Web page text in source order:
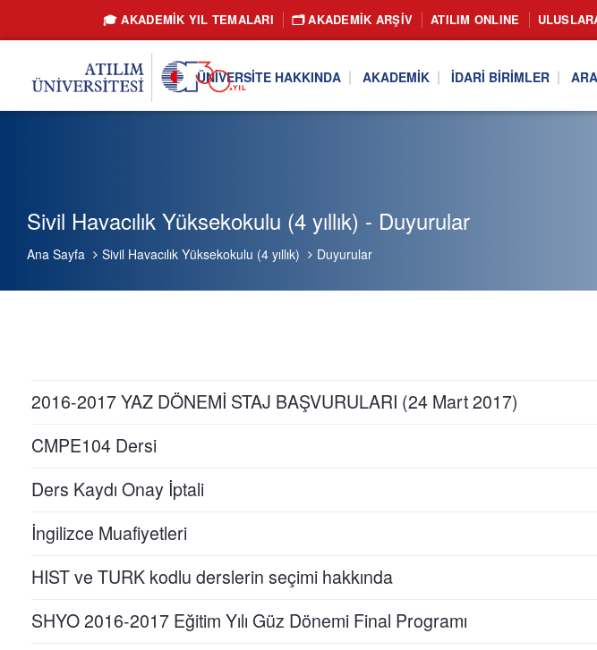
🎓 AKADEMİK YIL TEMALARI 🗂️ AKADEMIK ARŞIV ATILIM ONLINE
ÜNIVERSITE HAKKINDA AKADEMIK İDARI BIRIMLER
Sivil Havacılık Yüksekokulu (4 yıllık) - Duyurular
Ana Sayfa Sivil Havacılık Yüksekokulu (4 yıllık) Duyurular
2016-2017 YAZ DÖNEMİ STAJ BAŞVURULARI (24 Mart 2017)
CMPE104 Dersi
Ders Kaydı Onay İptali
İngilizce Muafiyetleri
HIST ve TURK kodlu derslerin seçimi hakkında
SHYO 2016-2017 Eğitim Yılı Güz Dönemi Final Programı